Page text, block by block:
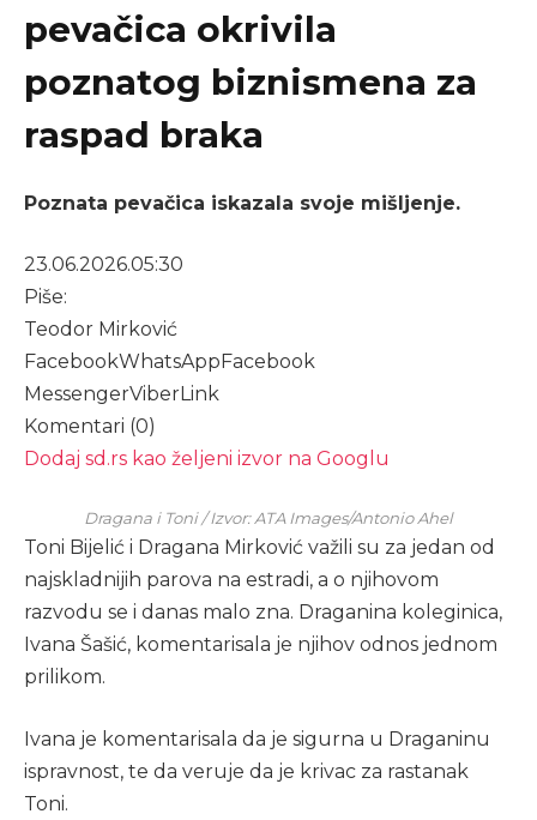
pevačica okrivila
poznatog biznismena za
raspad braka
Poznata pevačica iskazala svoje mišljenje.
23.06.2026.05:30
Piše:
Teodor Mirković
FacebookWhatsApp Facebook
MessengerViberLink
Komentari (0)
Dodaj sd.rs kao željeni izvor na Googlu
Dragana i Toni / Izvor: ATA Images/Antonio Ahel
Toni Bijelić i Dragana Mirković važili su za jedan od
najskladnijih parova na estradi, a o njihovom
razvodu se i danas malo zna. Draganina koleginica,
Ivana Šašić, komentarisala je njihov odnos jednom
prilikom.
Ivana je komentarisala da je sigurna u Draganinu
ispravnost, te da veruje da je krivac za rastanak
Toni.